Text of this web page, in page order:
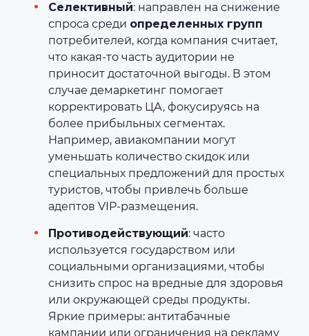
Селективный: направлен на снижение
спроса среди определенных групп
потребителей, когда компания считает,
что какая-то часть аудитории не
приносит достаточной выгоды. В этом
случае демаркетинг помогает
корректировать ЦА, фокусируясь на
более прибыльных сегментах.
Например, авиакомпании могут
уменьшать количество скидок или
специальных предложений для простых
туристов, чтобы привлечь больше
адептов VIP-размещения.
Противодействующий: часто
используется государством или
социальными организациями, чтобы
снизить спрос на вредные для здоровья
или окружающей среды продукты.
Яркие примеры: антитабачные
кампании или ограничения на рекламу